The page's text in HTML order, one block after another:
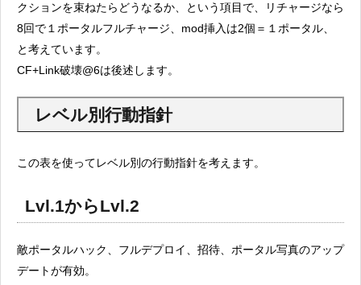
クションを束ねたらどうなるか、という項目で、リチャージなら
8回で１ポータルフルチャージ、mod挿入は2個＝１ポータル、
と考えています。
CF+Link破壊@6は後述します。
レベル別行動指針
この表を使ってレベル別の行動指針を考えます。
Lvl.1からLvl.2
敵ポータルハック、フルデプロイ、招待、ポータル写真のアップ
デートが有効。